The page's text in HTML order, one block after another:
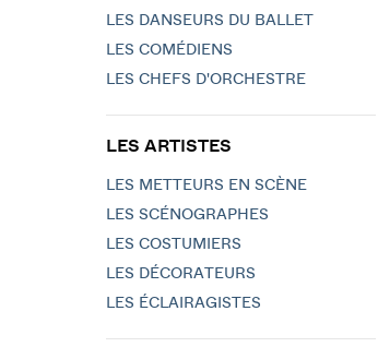
LES DANSEURS DU BALLET
LES COMÉDIENS
LES CHEFS D'ORCHESTRE
LES ARTISTES
LES METTEURS EN SCÈNE
LES SCÉNOGRAPHES
LES COSTUMIERS
LES DÉCORATEURS
LES ÉCLAIRAGISTES